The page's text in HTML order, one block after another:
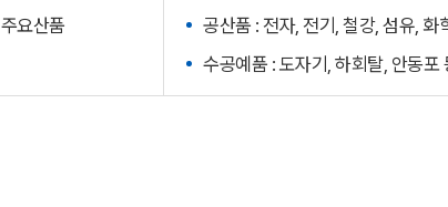
주요산품
공산품 : 전자, 전기, 철강, 섬유, 화
수공예품 : 도자기, 하회탈, 안동포